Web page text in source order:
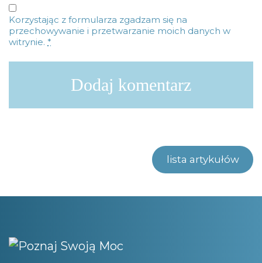
Korzystając z formularza zgadzam się na
przechowywanie i przetwarzanie moich danych w
witrynie. *
lista artykułów